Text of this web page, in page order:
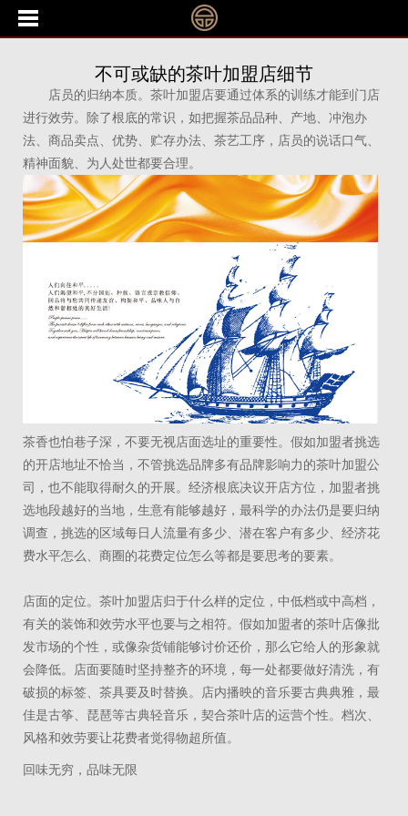
不可或缺的茶叶加盟店细节
店员的归纳本质。茶叶加盟店要通过体系的训练才能到门店
进行效劳。除了根底的常识，如把握茶品品种、产地、冲泡办
法、商品卖点、优势、贮存办法、茶艺工序，店员的说话口气、
精神面貌、为人处世都要合理。
茶香也怕巷子深，不要无视店面选址的重要性。假如加盟者挑选
的开店地址不恰当，不管挑选品牌多有品牌影响力的茶叶加盟公
司，也不能取得耐久的开展。经济根底决议开店方位，加盟者挑
选地段越好的当地，生意有能够越好，最科学的办法仍是要归纳
调查，挑选的区域每日人流量有多少、潜在客户有多少、经济花
费水平怎么、商圈的花费定位怎么等都是要思考的要素。
店面的定位。茶叶加盟店归于什么样的定位，中低档或中高档，
有关的装饰和效劳水平也要与之相符。假如加盟者的茶叶店像批
发市场的个性，或像杂货铺能够讨价还价，那么它给人的形象就
会降低。店面要随时坚持整齐的环境，每一处都要做好清洗，有
破损的标签、茶具要及时替换。店内播映的音乐要古典典雅，最
佳是古筝、琵琶等古典轻音乐，契合茶叶店的运营个性。档次、
风格和效劳要让花费者觉得物超所值。
回味无穷，品味无限